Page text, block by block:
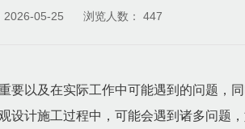
2026-05-25 浏览人数： 447
以及在实际工作中可能遇到的问题，
设计施工过程中，可能会遇到诸多问题